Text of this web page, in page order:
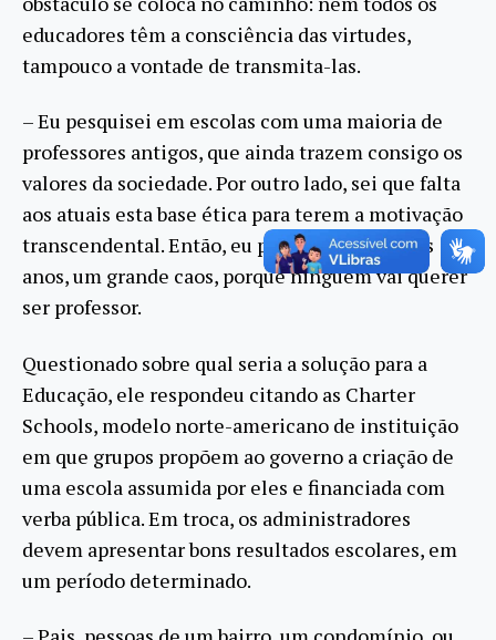
educadores têm a consciência das virtudes,
tampouco a vontade de transmita-las.
– Eu pesquisei em escolas com uma maioria de
professores antigos, que ainda trazem consigo os
valores da sociedade. Por outro lado, sei que falta
aos atuais esta base ética para terem a motivação
transcendental. Então, eu prevejo, daqui a uns
anos, um grande caos, porque ninguém vai querer
ser professor.
Questionado sobre qual seria a solução para a
Educação, ele respondeu citando as Charter
Schools, modelo norte-americano de instituição
em que grupos propõem ao governo a criação de
uma escola assumida por eles e financiada com
verba pública. Em troca, os administradores
devem apresentar bons resultados escolares, em
um período determinado.